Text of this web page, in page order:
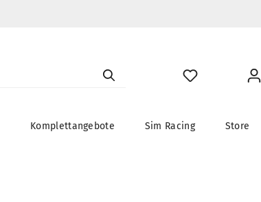
Komplettangebote Sim Racing Store